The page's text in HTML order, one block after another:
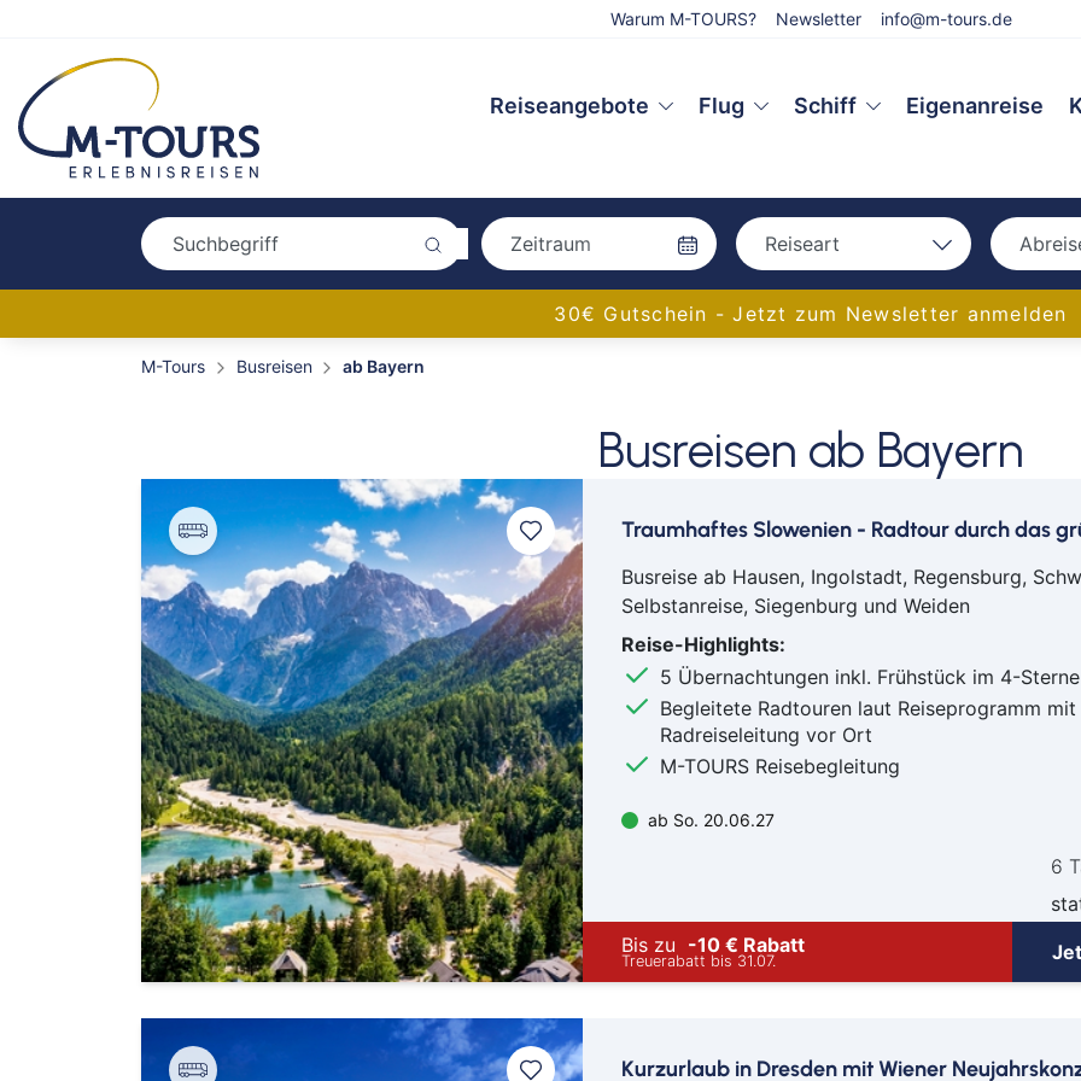
Warum M-TOURS? Newsletter info@m-tours.de
Reiseangebote Flug Schiff Eigenanreise
Reiseart
Bus
Schiff
Bahn
30€ Gutschein - Jetzt zum Newsletter anmelden
M-Tours Busreisen ab Bayern
Busreisen ab Bayern
Traumhaftes Slowenien - Radtour durch das
Busreise ab Hausen, Ingolstadt, Regensburg,
Selbstanreise, Siegenburg und Weiden
Reise-Highlights:
5 Übernachtungen inkl. Frühstück im 4-
Begleitete Radtouren laut Reiseprogramm
Radreiseleitung vor Ort
M-TOURS Reisebegleitung
ab So. 20.06.27
Bis zu -10 € Rabatt
Treuerabatt bis 31.07.
6
Kurzurlaub in Dresden mit Wiener